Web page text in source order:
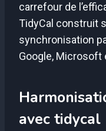
carrefour de
TidyCal construit
synchronisation
Google, Microsoft
avec tidycal